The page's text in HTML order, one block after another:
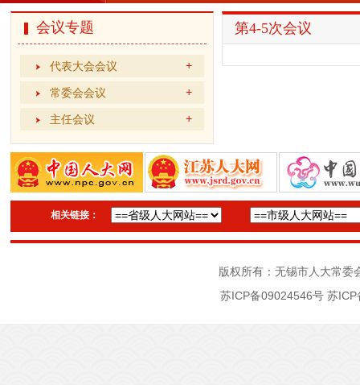
会议专题
代表大会会议
常委会会议
主任会议
第4-5次会议
相关链接：
版权所有：无锡市人大常
苏ICP备09024546号 苏ICP